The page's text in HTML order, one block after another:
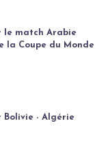
le match Arabie
la Coupe du Monde
- Algérie